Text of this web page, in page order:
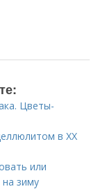
Цветы-
в XX
или
зиму